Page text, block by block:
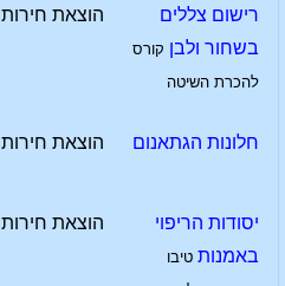
רישום צללים
בשחור ולבן קורס
להכרת השיטה
הוצאת חירות
חלונות הגתאנום הוצאת חירות
יסודות הריפוי
באמנות טיבו
הוצאת חירות